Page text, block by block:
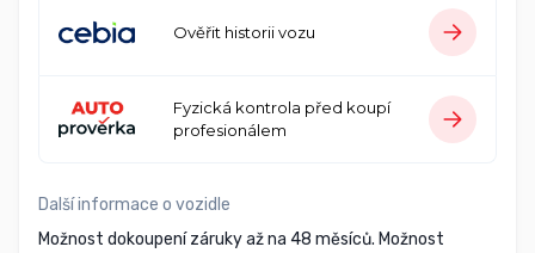
Ověřit historii vozu
Fyzická kontrola před koupí
profesionálem
Další informace o vozidle
Možnost dokoupení záruky až na 48 měsíců. Možnost